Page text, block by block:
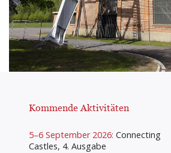
Kommende Aktivitäten
5–6 September 2026: Connecting
Castles, 4. Ausgabe